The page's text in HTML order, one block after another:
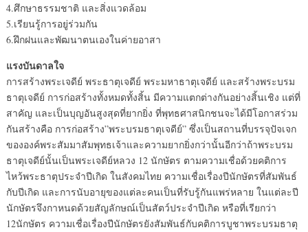
4.ศึกษาธรรมชาติ และสิ่งแวดล้อม
5.เรียนรู้การอยู่ร่วมกัน
6.ฝึกฝนและพัฒนาตนเองในค่ายอาสา
แรงบันดาลใจ
การสร้างพระเจดีย์ พระธาตุเจดีย์ พระมหาธาตุเจดีย์ และสร้างพระบรม
ธาตุเจดีย์ การก่อสร้างทั้งหมดทั้งสิ้น มีความแตกต่างกันอย่างสิ้นเชิง แต่ที่
สาคัญ และเป็นบุญอันสูงสุดที่ยากยิ่ง ที่พุทธศาสนิกชนจะได้มีโอกาสร่วม
กันสร้างคือ การก่อสร้าง”พระบรมธาตุเจดีย์” ซึ่งเป็นสถานที่บรรจุปัจเจก
ขององค์พระสัมมาสัมพุทธเจ้าและความยากยิ่งกว่านั้นอีกว่าถ้าพระบรม
ธาตุเจดีย์นั้นเป็นพระเจดีย์หลวง 12 นักษัตร ตามความเชื่อด้วยคติการ
ไหว้พระธาตุประจำปีเกิด ในสังคมไทย ความเชื่อเรื่องปีนักษัตรที่สัมพันธ์
กับปีเกิด และการนับอายุของแต่ละคนเป็นที่รับรู้กันแพร่หลาย ในแต่ละปี
นักษัตรจึงกาหนดด้วยสัญลักษณ์เป็นสัตว์ประจำปีเกิด หรือที่เรียกว่า
12นักษัตร ความเชื่อเรื่องปีนักษัตรยังสัมพันธ์กับคติการบูชาพระบรมธาตุ